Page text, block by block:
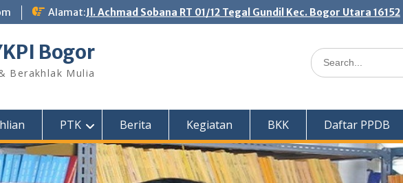
Alamat:Jl. Achmad Sobana RT 01/12 Tegal Gundil Kec. Bogor Utara 16152
Bogor
Berakhlak Mulia
Search
for:
PTK Berita Kegiatan BKK Daftar PPDB